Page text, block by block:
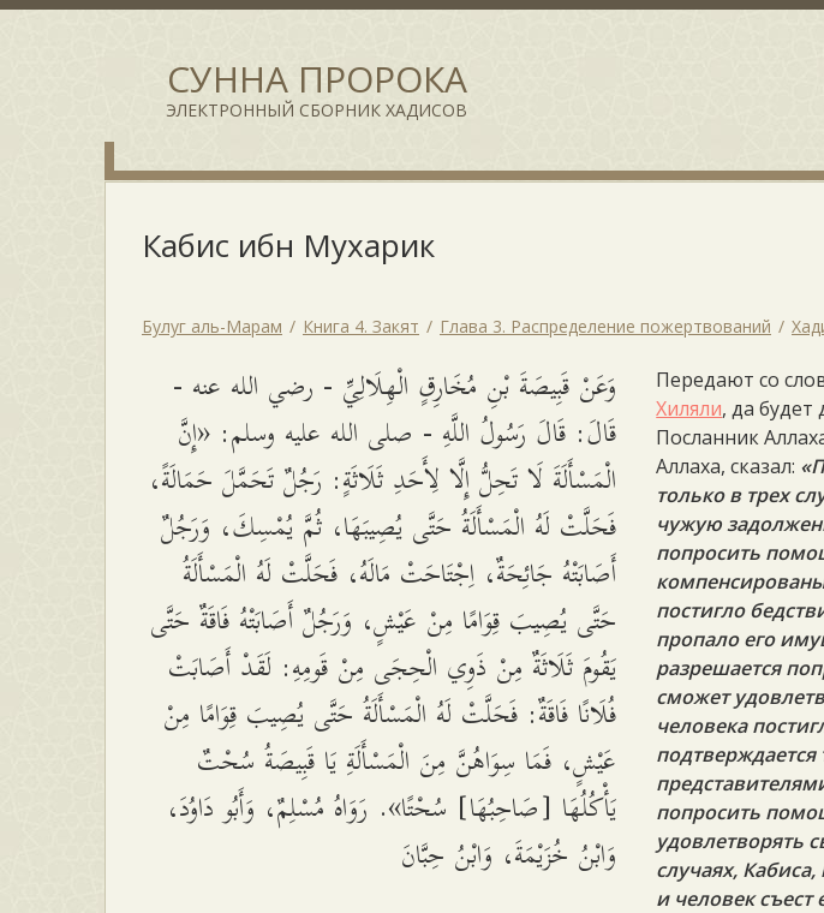
СУННА ПРОРОКА
ЭЛЕКТРОННЫЙ СБОРНИК ХАДИСОВ
Кабис ибн Мухарик
Булуг аль-Марам Книга 4. Закят Глава 3. Распределение пожертвований
وَعَنْ قَبِيصَةَ بْنِ مُخَارِقٍ الْهِلَالِيِّ - رضي الله عنه -
قَالَ: قَالَ رَسُولُ اللَّهِ - صلى الله عليه وسلم: «إِنَّ
الْمَسْأَلَةَ لَا تَحِلُّ إِلَّا لِأَحَدِ ثَلَاثَةٍ: رَجُلٌ تَحَمَّلَ حَمَالَةً،
فَحَلَّتْ لَهُ الْمَسْأَلَةُ حَتَّى يُصِيبَهَا، ثُمَّ يُمْسِكَ، وَرَجُلٌ
أَصَابَتْهُ جَائِحَةٌ، اِجْتَاحَتْ مَالَهُ، فَحَلَّتْ لَهُ الْمَسْأَلَةُ
حَتَّى يُصِيبَ قِوَامًا مِنْ عَيْشٍ، وَرَجُلٌ أَصَابَتْهُ فَاقَةٌ حَتَّى
يَقُومَ ثَلَاثَةٌ مِنْ ذَوِي الْحِجَى مِنْ قَومِهِ: لَقَدْ أَصَابَتْ
فُلَانًا فَاقَةٌ: فَحَلَّتْ لَهُ الْمَسْأَلَةُ حَتَّى يُصِيبَ قِوَامًا مِنْ
عَيْشٍ، فَمَا سِوَاهُنَّ مِنَ الْمَسْأَلَةِ يَا قَبِيصَةُ سُحْتٌ
يَأْكُلُهَا [صَاحِبُهَا] سُحْتًا». رَوَاهُ مُسْلِمٌ، وَأَبُو دَاوُدَ،
وَابْنُ خُزَيْمَةَ، وَابْنُ حِبَّانَ
Передают со
Хиляли, да будет
Посланник
Аллаха, сказал:
только в трех
чужую
попросить
постигло
пропало его
разрешается
сможет
человека
попросить
удовлетворять
случаях,
и человек съест